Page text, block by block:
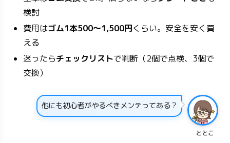
検討
費用はゴム1本500〜1,500円くらい。安全を安く買
える
迷ったらチェックリストで判断（2個で点検、3個で
交換）
ととこ
他にも初心者がやるべきメンテってある？